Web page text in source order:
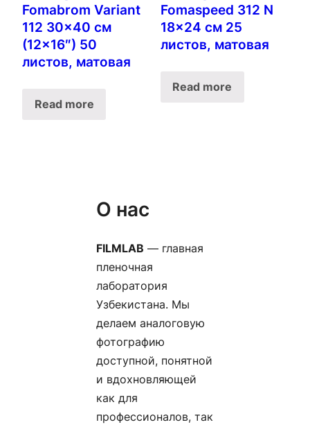
Fomabrom Variant
112 30×40 см
(12×16″) 50
листов, матовая
Read more
Fomaspeed 312 N
18×24 см 25
листов, матовая
Read more
О нас
FILMLAB — главная
пленочная
лаборатория
Узбекистана. Мы
делаем аналоговую
фотографию
доступной, понятной
и вдохновляющей
как для
профессионалов, так